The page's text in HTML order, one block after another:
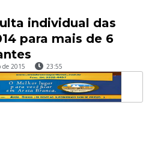
individual das
para mais de 6
de 2015 23:55